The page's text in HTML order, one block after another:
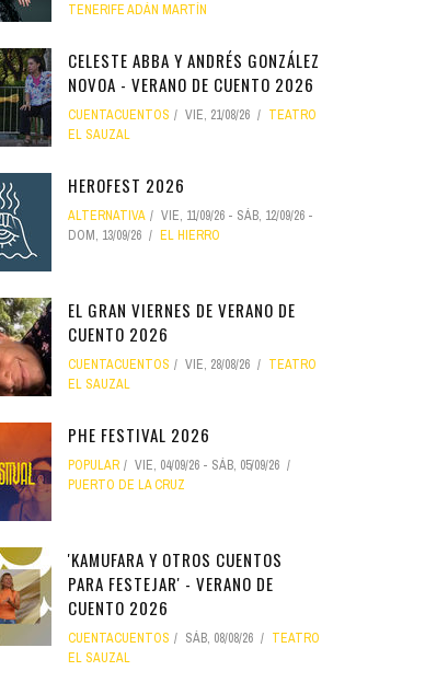
TENERIFE ADÁN MARTÍN
CELESTE ABBA Y ANDRÉS GONZÁLEZ
NOVOA - VERANO DE CUENTO 2026
CUENTACUENTOS VIE, 21/08/26
TEATRO
EL SAUZAL
HEROFEST 2026
ALTERNATIVA VIE, 11/09/26 - SÁB, 12/09/26 -
DOM, 13/09/26
EL HIERRO
EL GRAN VIERNES DE VERANO DE
CUENTO 2026
CUENTACUENTOS VIE, 28/08/26
TEATRO
EL SAUZAL
PHE FESTIVAL 2026
POPULAR VIE, 04/09/26 - SÁB, 05/09/26
PUERTO DE LA CRUZ
'KAMUFARA Y OTROS CUENTOS
PARA FESTEJAR' - VERANO DE
CUENTO 2026
CUENTACUENTOS SÁB, 08/08/26
TEATRO
EL SAUZAL